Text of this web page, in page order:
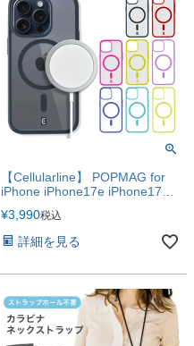
【Cellularline】 POPMAG for
iPhone iPhone17e iPhone17
iPhone17ProMax
¥3,990税込
詳細を見る